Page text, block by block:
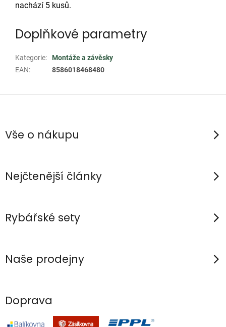
nachází 5 kusů.
Doplňkové parametry
Kategorie:
Montáže a závěsky
EAN: 8586018468480
Z
pVše o nákupu
Nejčtenější články
Rybářské sety
Naše prodejny
Doprava